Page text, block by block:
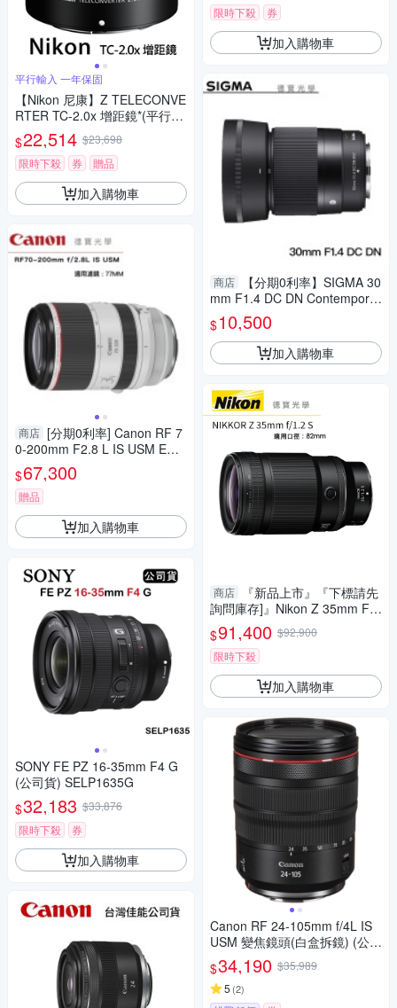
平行輸入 一年保固
【Nikon 尼康】Z TELECONVE
RTER TC-2.0x 增距鏡*(平行輸
入)
$22,514 $23,698
限時下殺
券 贈品
加入購物車
商店 [分期0利率] Canon RF 7
0-200mm F2.8 L IS USM EOS
無反系列 台灣佳能公司貨 飛羽
追星 棒球 必備
$67,300
贈品
加入購物車
SONY FE PZ 16-35mm F4 G
(公司貨) SELP1635G
$32,183 $33,876
限時下殺
券
加入購物車
限時下殺
券
加入購物車
商店
【分期0利率】SIGMA 30
mm F1.4 DC DN Contemporar
y for Canon EF-M 恆伸公司貨
免運 德寶光學 大光圈 風景
$10,500
加入購物車
商店
『新品上市』『下標請先
詢問庫存]』Nikon Z 35mm F1.
2 S 總代理公司貨 德寶光學 大
光圈定焦
$91,400 $92,900
限時下殺
加入購物車
Canon RF 24-105mm f/4L IS
USM 變焦鏡頭(白盒拆鏡) (公司
貨)
$34,190 $35,989
5 (2)